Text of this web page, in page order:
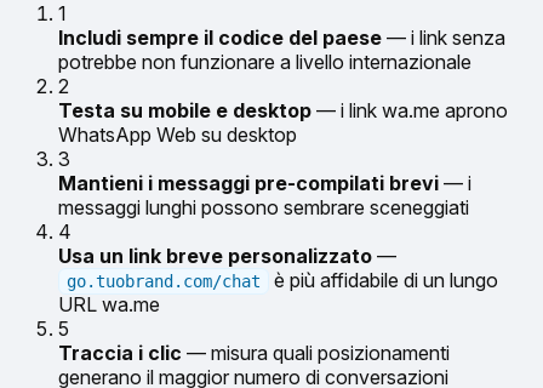
1
Includi sempre il codice del paese — i link senza
potrebbe non funzionare a livello internazionale
2
Testa su mobile e desktop — i link wa.me aprono
WhatsApp Web su desktop
3
Mantieni i messaggi pre-compilati brevi — i
messaggi lunghi possono sembrare sceneggiati
4
Usa un link breve personalizzato —
go.tuobrand.com/chat
è più affidabile di un lungo
URL wa.me
5
Traccia i clic — misura quali posizionamenti
generano il maggior numero di conversazioni